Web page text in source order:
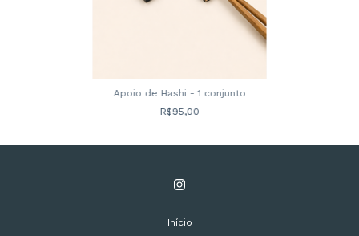
Apoio de Hashi - 1 conjunto
R$95,00
Início